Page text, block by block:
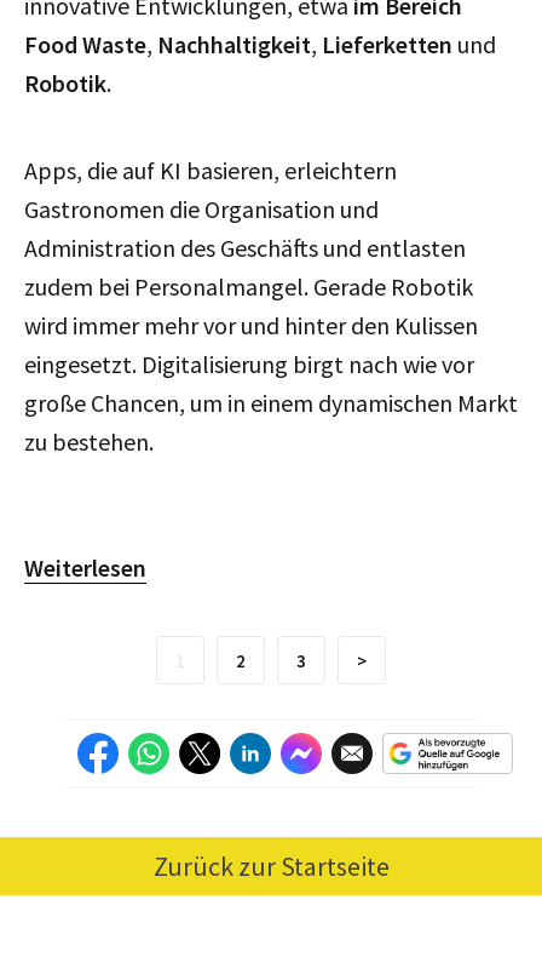
Food Waste, Nachhaltigkeit, Lieferketten und
Robotik.
Apps, die auf KI basieren, erleichtern
Gastronomen die Organisation und
Administration des Geschäfts und entlasten
zudem bei Personalmangel. Gerade Robotik
wird immer mehr vor und hinter den Kulissen
eingesetzt. Digitalisierung birgt nach wie vor
große Chancen, um in einem dynamischen Markt
zu bestehen.
Weiterlesen
2 3 >
Zurück zur Startseite